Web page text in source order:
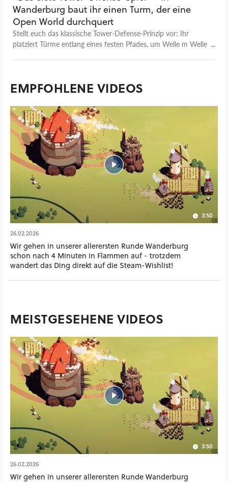
Wanderburg baut ihr einen Turm, der eine
Open World durchquert
Stellt euch das klassische Tower-Defense-Prinzip vor: Ihr
platziert Türme entlang eines festen Pfades, um Welle m Welle
Spiel bezeichnet. Anstatt also eine statische Basis zu
Rädern, mit dem ihr proaktiv eine offene Welt durchquert, um
das Übel an der Wurzel zu packen. Einen genauen Release-
Termin gibt es bisher nicht, das Spiel soll aber irgendwann im
Jahr 2026 via Steam erscheinen.
EMPFOHLENE VIDEOS
3:50
26.02.2026
Wir gehen in unserer allerersten Runde Wanderburg
schon nach 4 Minuten in Flammen auf - trotzdem
wandert das Ding direkt auf die Steam-Wishlist!
MEISTGESEHENE VIDEOS
3:50
26.02.2026
Wir gehen in unserer allerersten Runde Wanderburg